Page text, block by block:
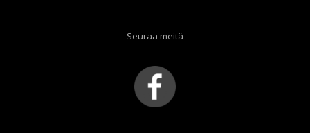
Seuraa meitä